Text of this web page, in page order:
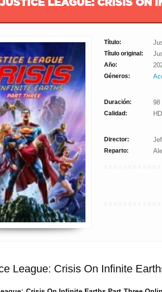
Título:
Título original:
Año:
Géneros:
Duración: 98
Calidad:
Director:
Reparto:
League: Crisis On Infinite